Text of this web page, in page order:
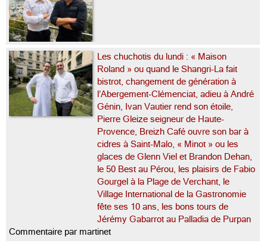
Les chuchotis du lundi : « Maison
Roland » ou quand le Shangri-La fait
bistrot, changement de génération à
l’Abergement-Clémenciat, adieu à André
Génin, Ivan Vautier rend son étoile,
Pierre Gleize seigneur de Haute-
Provence, Breizh Café ouvre son bar à
cidres à Saint-Malo, « Minot » ou les
glaces de Glenn Viel et Brandon Dehan,
le 50 Best au Pérou, les plaisirs de Fabio
Gourgel à la Plage de Verchant, le
Village International de la Gastronomie
fête ses 10 ans, les bons tours de
Jérémy Gabarrot au Palladia de Purpan
Commentaire par martinet